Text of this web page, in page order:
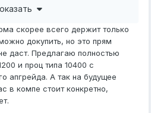
лучше будет, 2-ух канал или
скорее всего держит только
докупить, но это прям
даст. Предлагаю полностью
и проц типа 10400 с
апгрейда. А так на будущее
в компе стоит конкретно,